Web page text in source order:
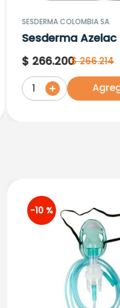
SESDERMA COLOMBIA SA
Sesderma Azelac
Liposomal x 30ml
$ 266.200$266.214
1
-10 %